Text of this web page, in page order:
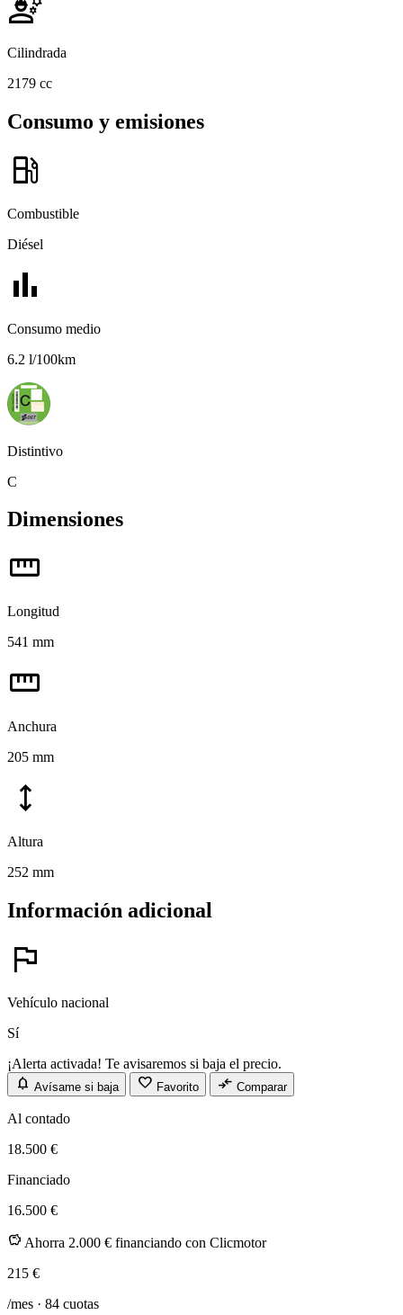
engineering
Cilindrada
2179 cc
Consumo y emisiones
local_gas_station
Combustible
Diésel
bar_chart
Consumo medio
6.2 l/100km
Distintivo
C
Dimensiones
straighten
Longitud
541 mm
straighten
Anchura
205 mm
height
Altura
252 mm
Información adicional
flag
Vehículo nacional
Sí
¡Alerta activada! Te avisaremos si baja el precio.
notifications Avísame si baja favorite Favorito compare_arrows Comparar
Al contado
18.500 €
Financiado
16.500 €
savings Ahorra 2.000 € financiando con Clicmotor
215 €
/mes · 84 cuotas